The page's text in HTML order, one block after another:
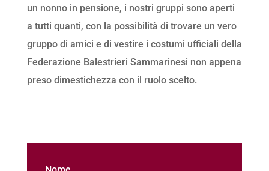
un nonno in pensione, i nostri gruppi sono aperti
a tutti quanti, con la possibilità di trovare un vero
gruppo di amici e di vestire i costumi ufficiali della
Federazione Balestrieri Sammarinesi non appena
preso dimestichezza con il ruolo scelto.